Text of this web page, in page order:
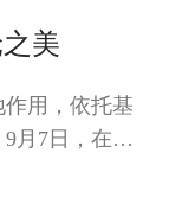
美
用，依托基
月7日，在中
象研究所联